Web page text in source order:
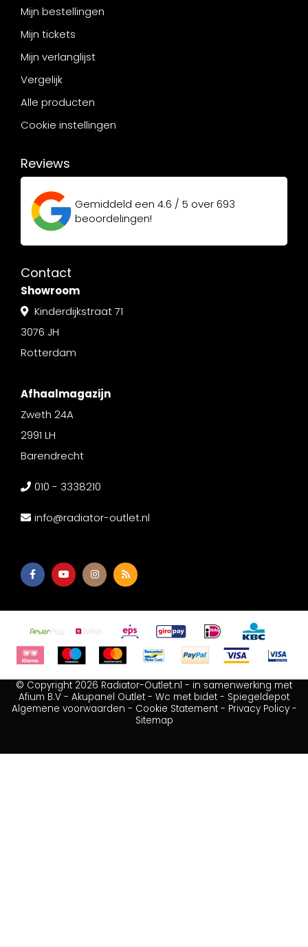
Mijn bestellingen
Mijn tickets
Mijn verlanglijst
Vergelijk
Alle producten
Cookie instellingen
Reviews
Gemiddeld een 4.6 / 5 over693
beoordelingen!
Contact
Showroom
Kinderdijkstraat 71
3076 JH
Rotterdam
Afhaalmagazijn
Zweth 24A
2991 LH
Barendrecht
010 - 3338210
info@radiator-outlet.nl
© Copyright 2026 Radiator-Outlet.nl - in samenwerking met
Afium B.V - Akupanel Outlet - Wc met bidet - Spiegeldepot
Algemene voorwaarden - Cookie Statement- Privacy Policy-
Sitemap